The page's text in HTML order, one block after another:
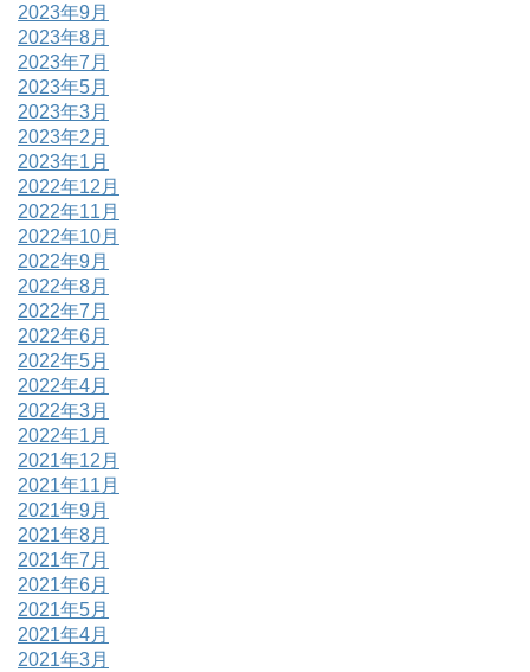
2023年9月
2023年8月
2023年7月
2023年5月
2023年3月
2023年2月
2023年1月
2022年12月
2022年11月
2022年10月
2022年9月
2022年8月
2022年7月
2022年6月
2022年5月
2022年4月
2022年3月
2022年1月
2021年12月
2021年11月
2021年9月
2021年8月
2021年7月
2021年6月
2021年5月
2021年4月
2021年3月